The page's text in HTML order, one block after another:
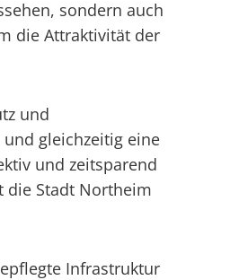
sondern auch
die Attraktivität der
und
gleichzeitig eine
und zeitsparend
die Stadt Northeim
Infrastruktur